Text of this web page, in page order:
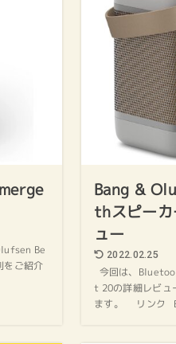
Be
をご紹介
Bang &
thスピーカ
ュー
2022.02.25
今回は、
t 20の詳細レビュ
ます。 リンク